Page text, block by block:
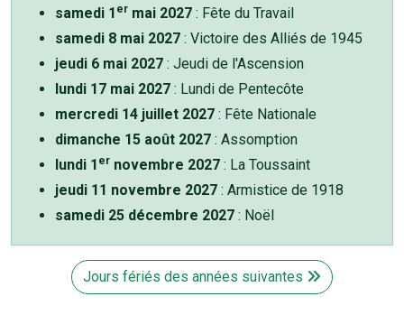
samedi 1 er mai 2027 : Fête du Travail
samedi 8 mai 2027 : Victoire des Alliés de 1945
jeudi 6 mai 2027 : Jeudi de l'Ascension
lundi 17 mai 2027 : Lundi de Pentecôte
mercredi 14 juillet 2027 : Fête Nationale
dimanche 15 août 2027 : Assomption
lundi 1 er novembre 2027 : La Toussaint
jeudi 11 novembre 2027 : Armistice de 1918
samedi 25 décembre 2027 : Noël
Jours fériés des années suivantes